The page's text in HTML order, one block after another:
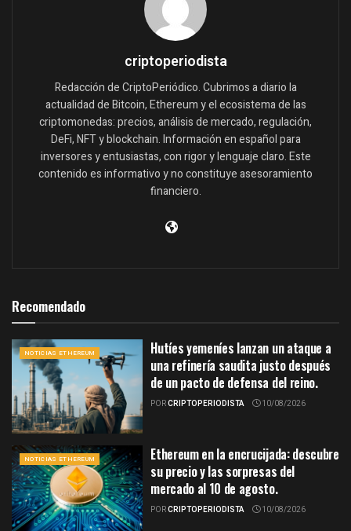
criptoperiodista
Redacción de CriptoPeriódico. Cubrimos a diario la
actualidad de Bitcoin, Ethereum y el ecosistema de las
criptomonedas: precios, análisis de mercado, regulación,
DeFi, NFT y blockchain. Información en español para
inversores y entusiastas, con rigor y lenguaje claro. Este
contenido es informativo y no constituye asesoramiento
financiero.
Recomendado
NOTICIAS ETHEREUM
Hutíes yemeníes lanzan un ataque a
una refinería saudita justo después
de un pacto de defensa del reino.
PORCRIPTOPERIODISTA 10/08/2026
NOTICIAS ETHEREUM
Ethereum en la encrucijada: descubre
su precio y las sorpresas del
mercado al 10 de agosto.
PORCRIPTOPERIODISTA 10/08/2026